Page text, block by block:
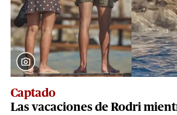
Captado
Las vacaciones de Rodri